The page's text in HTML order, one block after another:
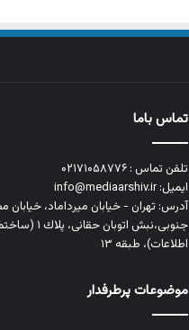
تماس باما
تلفن تماس : ۰۲۱۷۱۰۵۸۷۷۶
ایمیل: info@mediaarshiv.ir
آدرس: تهران - خیابان میرداماد،
جنوبی،نبش اتوبان
اطلاعات)، طبقه ۱۳
موضوعات پرطرفدار